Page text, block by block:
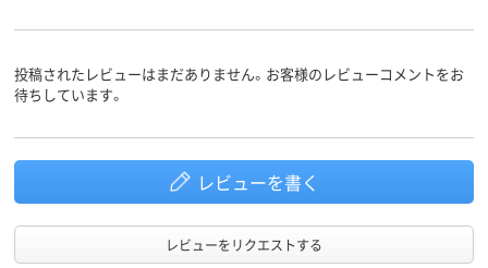
投稿されたレビューはまだありません。お客様のレビューコメントをお
待ちしています。
レビューを書く
レビューをリクエストする